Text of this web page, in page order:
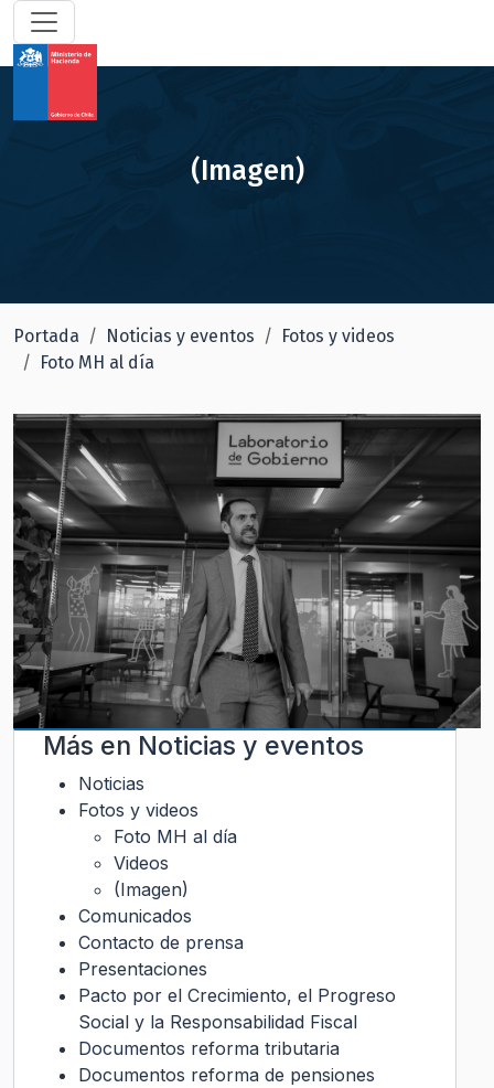
(Imagen)
Portada Noticias y eventos
Fotos y videos
Foto MH al día
Más en Noticias y eventos
Noticias
Fotos y videos
Foto MH al día
Videos
(Imagen)
Comunicados
Contacto de prensa
Presentaciones
Pacto por el Crecimiento, el Progreso
Social y la Responsabilidad Fiscal
Documentos reforma tributaria
Documentos reforma de pensiones